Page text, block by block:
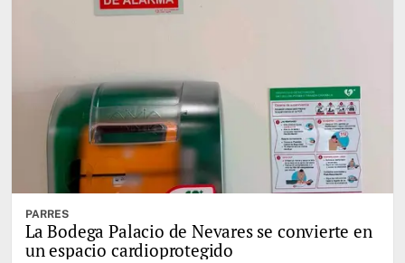
PARRES
La Bodega Palacio de Nevares se convierte en
un espacio cardioprotegido